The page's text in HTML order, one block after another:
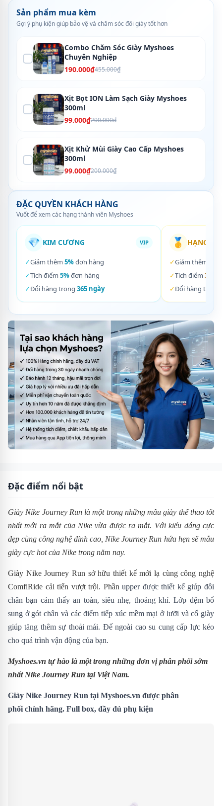
Sản phẩm mua kèm
Gợi ý phụ kiện giúp bảo vệ và chăm sóc đôi giày tốt hơn
Combo Chăm Sóc Giày Myshoes
Chuyên Nghiệp
190.000₫455.000₫
Xịt Bọt ION Làm Sạch Giày Myshoes
300ml
99.000₫200.000₫
Xịt Khử Mùi Giày Cao Cấp Myshoes
300ml
99.000₫200.000₫
ĐẶC QUYỀN KHÁCH HÀNG
Vuốt để xem các hạng thành viên Myshoes
💎 KIM CƯƠNG VIP
✓Giảm thêm 5%đơn hàng
✓Tích điểm 5%đơn hàng
✓Đổi hàng trong 365 ngày
🥇 HẠNG
✓Giảm thêm
✓Tích điểm 3%
✓Đổi hàng trong
Đặc điểm nổi bật
Giày Nike Journey Run là một trong những mẫu giày thể thao tốt
nhất mới ra mắt của Nike vừa được ra mắt. Với kiểu dáng cực
đẹp cùng công nghệ đỉnh cao, NikeJourney Run hứa hẹn sẽ mẫu
giày cực hot của Nike trong năm nay.
Giày Nike Journey Run sở hữu thiết kế mới lạ cùng công nghệ
ComfiRide cải tiến vượt trội. Phầnupper được thiết kế giúp đôi
chân bạn cảm thấy an toàn, siêu nhẹ, thoáng khí.Lớp đệm bổ
sung ở gót chân và các điểm tiếp xúc mềm mại ở lưỡi và cổ giày
giúp tăng thêm sự thoải mái. Đế ngoài cao su cung cấp lực kéo
cho quá trình vận động của bạn.
Myshoes.vn tự hào là một trong những đơn vị phân phối sớm
nhất Nike Journey Run tại Việt Nam.
Giày Nike Journey Run tại Myshoes.vn được phân
phối chính hãng. Full box, đầy đủ phụ kiện